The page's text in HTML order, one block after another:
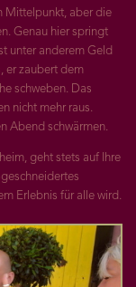
Mittelpunkt, aber die
Genau hier springt
unter anderem Geld
er zaubert dem
schweben. Das
nicht mehr raus.
Abend schwärmen.
geht stets auf Ihre
Erlebnis für alle wird.